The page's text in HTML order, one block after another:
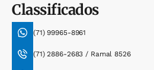
Classificados
(71) 99965-8961
(71) 2886-2683 / Ramal 8526